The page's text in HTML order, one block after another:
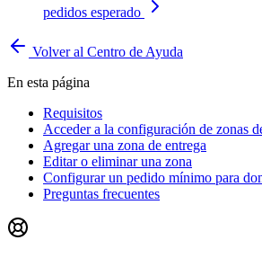
pedidos esperado
Volver al Centro de Ayuda
En esta página
Requisitos
Acceder a la configuración de zonas
Agregar una zona de entrega
Editar o eliminar una zona
Configurar un pedido mínimo para
Preguntas frecuentes